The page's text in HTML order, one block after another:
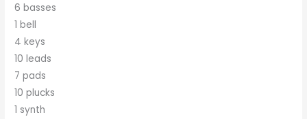
6 basses
1 bell
4 keys
10 leads
7 pads
10 plucks
1 synth